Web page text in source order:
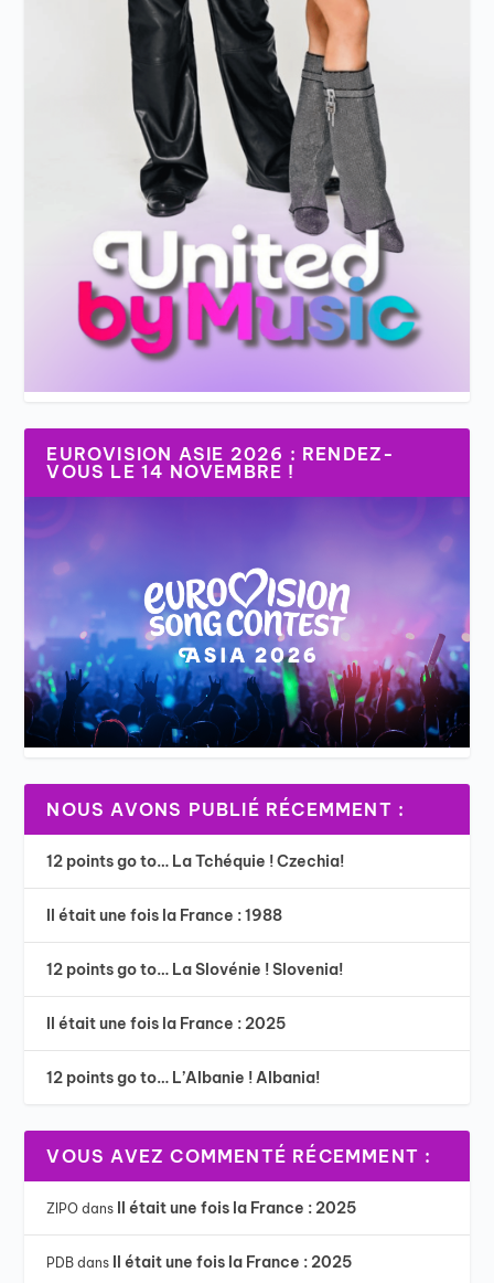
EUROVISION ASIE 2026 : RENDEZ-
VOUS LE 14 NOVEMBRE !
NOUS AVONS PUBLIÉ RÉCEMMENT :
12 points go to… La Tchéquie ! Czechia!
Il était une fois la France : 1988
12 points go to… La Slovénie ! Slovenia!
Il était une fois la France : 2025
12 points go to… L’Albanie ! Albania!
VOUS AVEZ COMMENTÉ RÉCEMMENT :
ZIPO dans Il était une fois la France : 2025
PDB dans Il était une fois la France : 2025